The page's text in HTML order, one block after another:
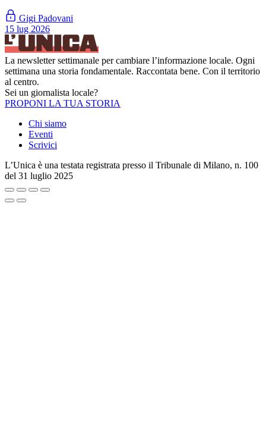
Gigi Padovani
15 lug 2026
La newsletter settimanale per cambiare l’informazione locale. Ogni
settimana una storia fondamentale. Raccontata bene. Con il territorio
al centro.
Sei un giornalista locale?
PROPONI LA TUA STORIA
Chi siamo
Eventi
Scrivici
L’Unica è una testata registrata presso il Tribunale di Milano, n. 100
del 31 luglio 2025